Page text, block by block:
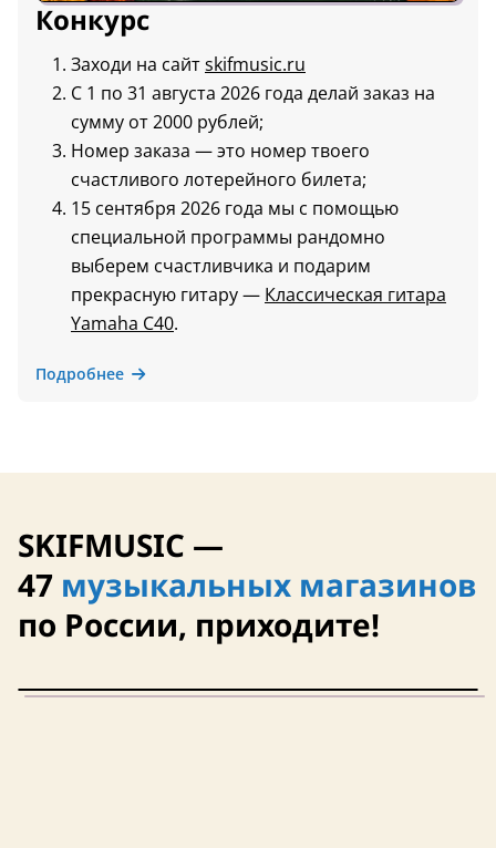
Конкурс
Заходи на сайтskifmusic.ru
С 1 по 31 августа 2026 года делай заказ на
сумму от 2000 рублей;
Номер заказа — это номер твоего
счастливого лотерейного билета;
15 сентября 2026 года мы с помощью
специальной программы рандомно
выберем счастливчика и подарим
прекрасную гитару — Классическая гитара
Yamaha C40.
Подробнее
SKIFMUSIC —
47 музыкальных магазинов
по России, приходите!